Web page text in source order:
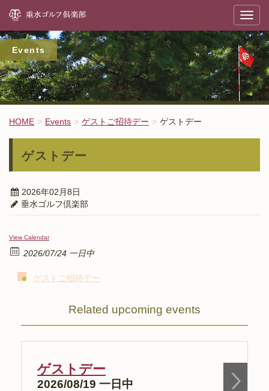
T
g
g
l
e
n
a
v
i
a
n
垂
Events
HOME Events ゲストご招待デー ゲストデー
ゲストデー
2026年02月8日
垂水ゴルフ倶楽部
View Calendar
2026/07/24 一日中
ゲストご招待デー
Related upcoming events
ゲストデー
2026/08/19 一日中